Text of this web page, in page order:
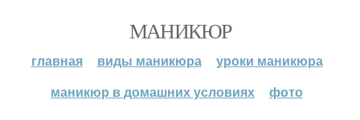
МАНИКЮР
главная виды маникюра
уроки маникюра
маникюр в домашних условиях
фото